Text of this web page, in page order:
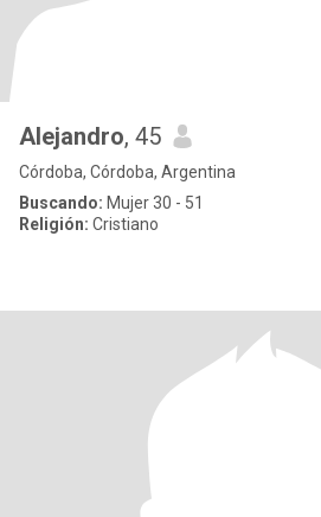
Alejandro, 45
Córdoba, Córdoba, Argentina
Buscando: Mujer 30 - 51
Religión: Cristiano